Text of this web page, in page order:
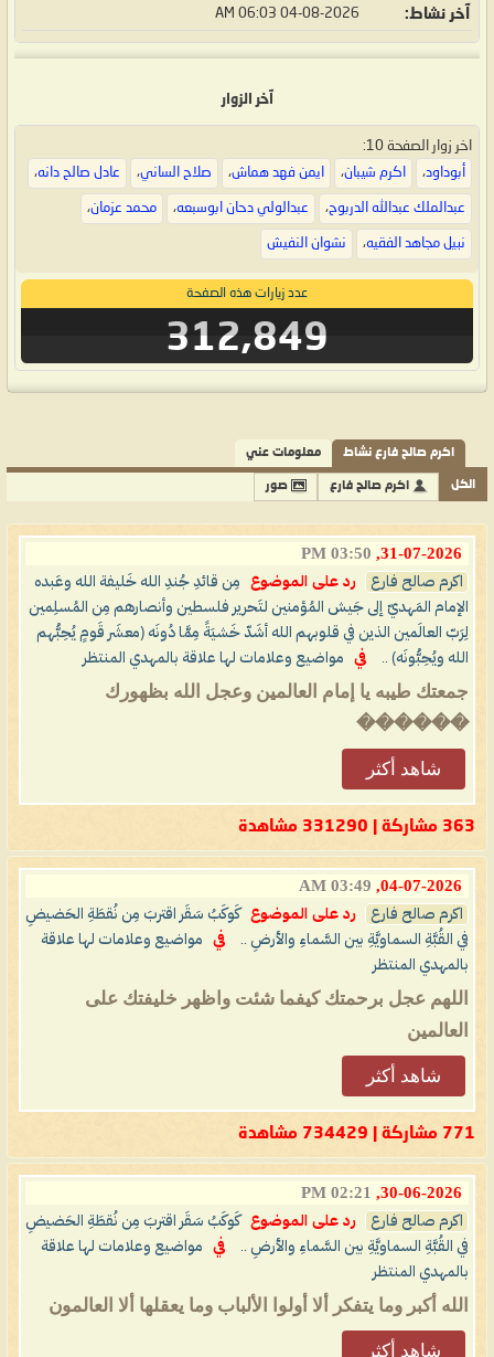
آخر نشاط 04-08-2026
06:03 AM
آخر الزوار
اخر زوار الصفحة 10:
أبوداود، اكرم شيبان، ايمن فهد هماش، صلاح الساني، عادل صالح دانه،
عبدالملك عبدالله الدربوح، عبدالولي دحان ابوسبعه، محمد عزمان،
نبيل مجاهد الفقيه، نشوان النفيش
عدد زيارات هذه الصفحة
312,849
اكرم صالح فارع نشاط معلومات عني
الكل اكرم صالح فارع صور
31-07-2026,
03:50 PM
اكرم صالح فارع رد على الموضوع
مِن قائدِ جُندِ الله خَليفة الله وعَبده
الإمام المَهديّ إلى جَيش المُؤمنين لتَحرير فلسطين وأنصارهم مِن المُسلِمين
لِرَبّ العالَمين الذين في قلوبهم الله أشَدّ خَشيَةً مِمَّا دُونَه (معشَر قَومٍ يُحِبُّهم
الله ويُحِبُّونَه) ..
في مواضيع وعلامات لها علاقة بالمهدي المنتظر
جمعتك طيبه يا إمام العالمين وعجل الله بظهورك
������
شاهد أكثر
363 مشاركة | 331290 مشاهدة
04-07-2026,
03:49 AM
اكرم صالح فارع رد على الموضوع
كَوكَبُ سَقَر اقتربَ مِن نُقطَةِ الحَضيضِ
في القُبَّةِ السماويَّةِ بين السَّماءِ والأرضِ ..
في
مواضيع وعلامات لها علاقة
بالمهدي المنتظر
اللهم عجل برحمتك كيفما شئت واظهر خليفتك على
العالمين
شاهد أكثر
771 مشاركة | 734429 مشاهدة
30-06-2026,
02:21 PM
اكرم صالح فارع رد على الموضوع
كَوكَبُ سَقَر اقتربَ مِن نُقطَةِ الحَضيضِ
في القُبَّةِ السماويَّةِ بين السَّماءِ والأرضِ ..
في
مواضيع وعلامات لها علاقة
بالمهدي المنتظر
الله أكبر وما يتفكر ألا أولوا الألباب وما يعقلها ألا العالمون
شاهد أكثر